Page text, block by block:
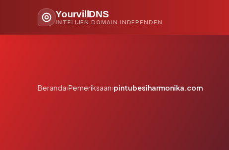
YourvillDNS
INTELIJEN DOMAIN INDEPENDEN
Beranda›Pemeriksaan›pintubesiharmonika.com